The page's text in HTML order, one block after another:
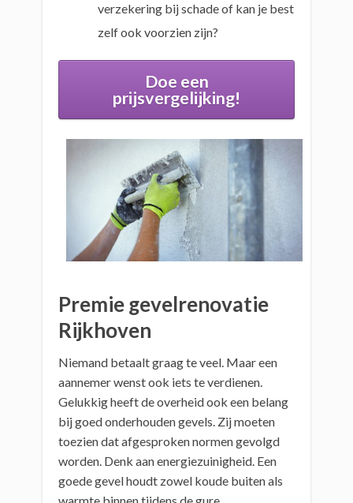
verzekering bij schade of kan je best
zelf ook voorzien zijn?
Doe een
prijsvergelijking!
Premie gevelrenovatie
Rijkhoven
Niemand betaalt graag te veel. Maar een
aannemer wenst ook iets te verdienen.
Gelukkig heeft de overheid ook een belang
bij goed onderhouden gevels. Zij moeten
toezien dat afgesproken normen gevolgd
worden. Denk aan energiezuinigheid. Een
goede gevel houdt zowel koude buiten als